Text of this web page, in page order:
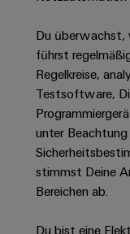
Innovative
für
Geräte
bewährte
Systeme
und
Dezentrale
Blitz-
und
PV
Support
Support
Daten
Unsere
Partner
IIoT
Offene
und
Aktuelle
Du überwachst,
führst
Regelkreise,
Testsoftware,
unter
stimmst Deine
Bereichen ab.
Du bist eine